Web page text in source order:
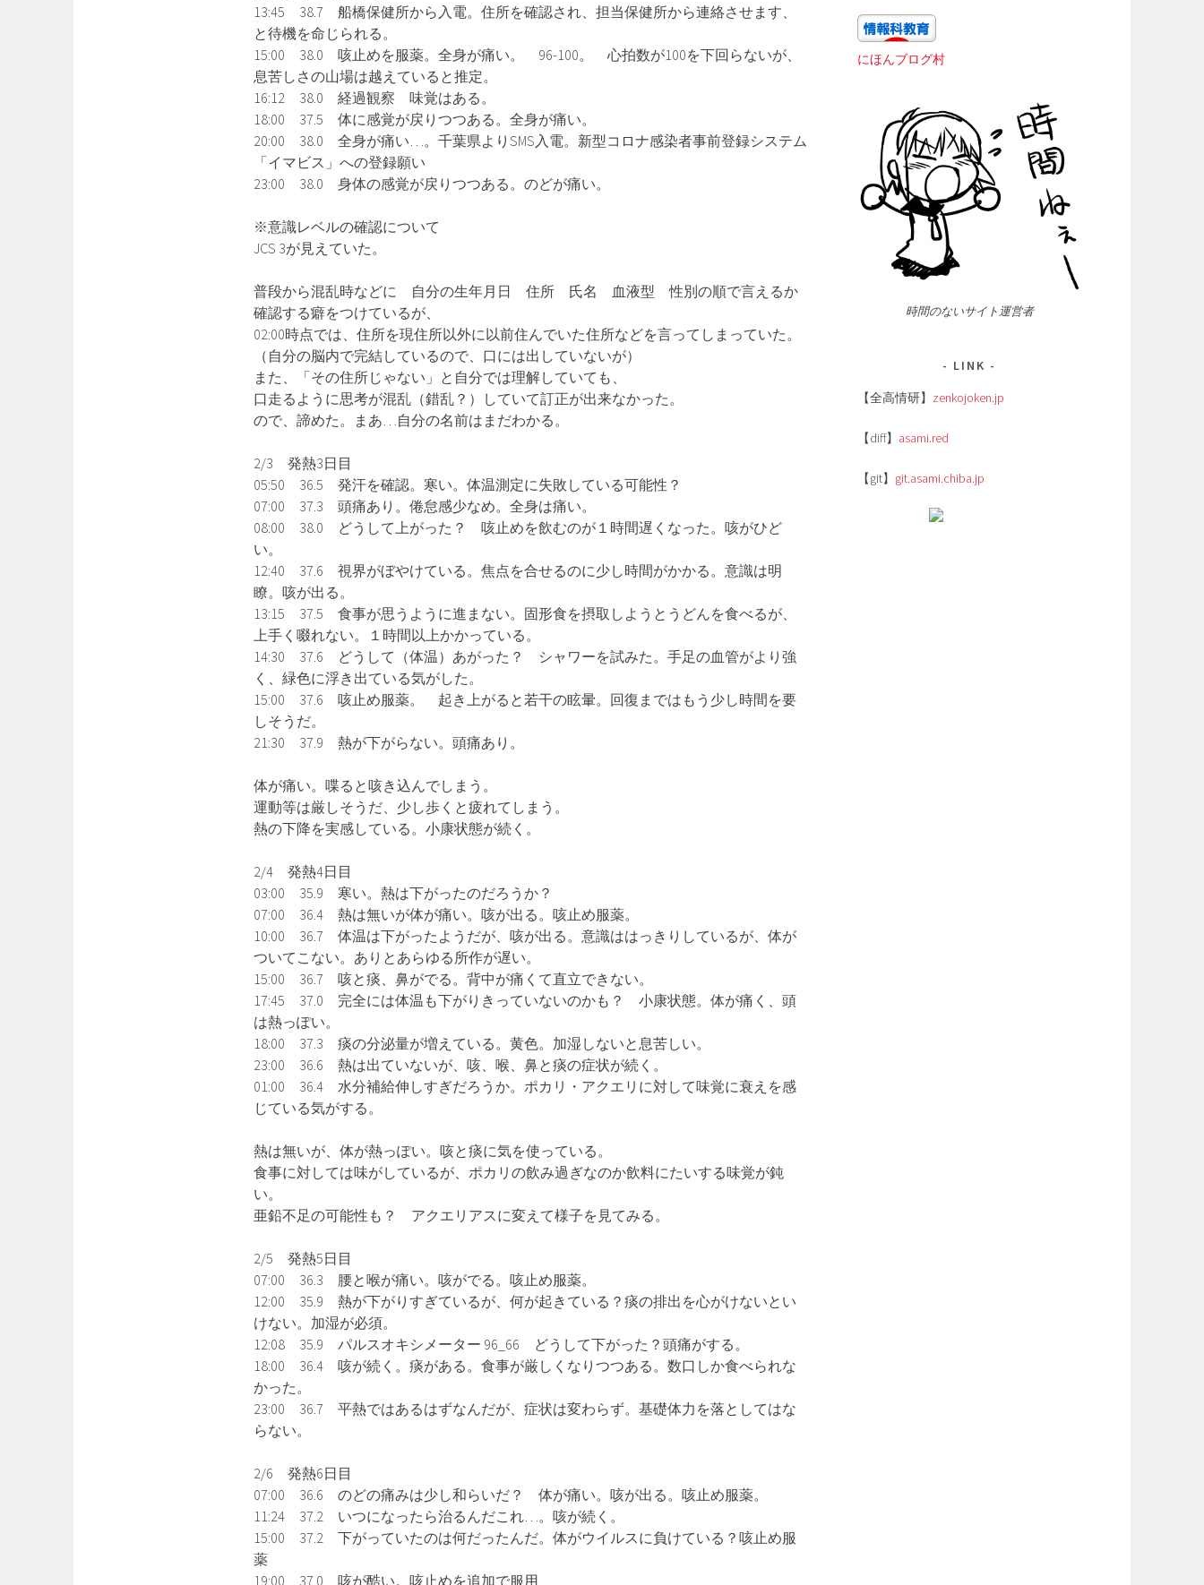
13:45 38.7 船橋保健所から入電。住所を確認され、担当保健所から連絡させます、
と待機を命じられる。
15:00 38.0 咳止めを服薬。全身が痛い。 96-100。 心拍数が100を下回らないが、
息苦しさの山場は越えていると推定。
16:12 38.0 経過観察 味覚はある。
18:00 37.5 体に感覚が戻りつつある。全身が痛い。
20:00 38.0 全身が痛い…。千葉県よりSMS入電。新型コロナ感染者事前登録システム
「イマビス」への登録願い
23:00 38.0 身体の感覚が戻りつつある。のどが痛い。
※意識レベルの確認について
JCS 3が見えていた。
普段から混乱時などに 自分の生年月日 住所 氏名 血液型 性別の順で言えるか
確認する癖をつけているが、
02:00時点では、住所を現住所以外に以前住んでいた住所などを言ってしまっていた。
（自分の脳内で完結しているので、口には出していないが）
また、「その住所じゃない」と自分では理解していても、
口走るように思考が混乱（錯乱？）していて訂正が出来なかった。
ので、諦めた。まあ…自分の名前はまだわかる。
2/3 発熱3日目
05:50 36.5 発汗を確認。寒い。体温測定に失敗している可能性？
07:00 37.3 頭痛あり。倦怠感少なめ。全身は痛い。
08:00 38.0 どうして上がった？ 咳止めを飲むのが１時間遅くなった。咳がひど
い。
12:40 37.6 視界がぼやけている。焦点を合せるのに少し時間がかかる。意識は明
瞭。咳が出る。
13:15 37.5 食事が思うように進まない。固形食を摂取しようとうどんを食べるが、
上手く啜れない。１時間以上かかっている。
14:30 37.6 どうして（体温）あがった？ シャワーを試みた。手足の血管がより強
く、緑色に浮き出ている気がした。
15:00 37.6 咳止め服薬。 起き上がると若干の眩暈。回復まではもう少し時間を要
しそうだ。
21:30 37.9 熱が下がらない。頭痛あり。
体が痛い。喋ると咳き込んでしまう。
運動等は厳しそうだ、少し歩くと疲れてしまう。
熱の下降を実感している。小康状態が続く。
2/4 発熱4日目
03:00 35.9 寒い。熱は下がったのだろうか？
07:00 36.4 熱は無いが体が痛い。咳が出る。咳止め服薬。
10:00 36.7 体温は下がったようだが、咳が出る。意識ははっきりしているが、体が
ついてこない。ありとあらゆる所作が遅い。
15:00 36.7 咳と痰、鼻がでる。背中が痛くて直立できない。
17:45 37.0 完全には体温も下がりきっていないのかも？ 小康状態。体が痛く、頭
は熱っぽい。
18:00 37.3 痰の分泌量が増えている。黄色。加湿しないと息苦しい。
23:00 36.6 熱は出ていないが、咳、喉、鼻と痰の症状が続く。
01:00 36.4 水分補給伸しすぎだろうか。ポカリ・アクエリに対して味覚に衰えを感
じている気がする。
熱は無いが、体が熱っぽい。咳と痰に気を使っている。
食事に対しては味がしているが、ポカリの飲み過ぎなのか飲料にたいする味覚が鈍
い。
亜鉛不足の可能性も？ アクエリアスに変えて様子を見てみる。
2/5 発熱5日目
07:00 36.3 腰と喉が痛い。咳がでる。咳止め服薬。
12:00 35.9 熱が下がりすぎているが、何が起きている？痰の排出を心がけないとい
けない。加湿が必須。
12:08 35.9 パルスオキシメーター 96_66 どうして下がった？頭痛がする。
18:00 36.4 咳が続く。痰がある。食事が厳しくなりつつある。数口しか食べられな
かった。
23:00 36.7 平熱ではあるはずなんだが、症状は変わらず。基礎体力を落としてはな
らない。
2/6 発熱6日目
07:00 36.6 のどの痛みは少し和らいだ？ 体が痛い。咳が出る。咳止め服薬。
11:24 37.2 いつになったら治るんだこれ…。咳が続く。
15:00 37.2 下がっていたのは何だったんだ。体がウイルスに負けている？咳止め服
薬
19:00 37.0 咳が酷い。咳止めを追加で服用
にほんブログ村
時間のないサイト運営者
LINK
【全高情研】 zenkojoken.jp
【diff】 asami.red
【git】 git.asami.chiba.jp